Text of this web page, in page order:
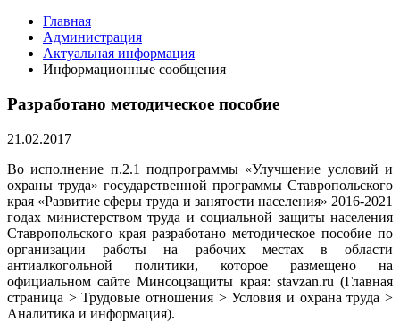
Главная
Администрация
Актуальная информация
Информационные сообщения
Разработано методическое пособие
21.02.2017
Во исполнение п.2.1 подпрограммы «Улучшение условий и
охраны труда» государственной программы Ставропольского
края «Развитие сферы труда и занятости населения» 2016-2021
годах министерством труда и социальной защиты населения
Ставропольского края разработано методическое пособие по
организации работы на рабочих местах в области
антиалкогольной политики, которое размещено на
официальном сайте Минсоцзащиты края: stavzan.ru (Главная
страница > Трудовые отношения > Условия и охрана труда >
Аналитика и информация).